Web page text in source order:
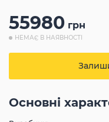
55980 грн
НЕМАЄ В НАЯВНОСТІ
Основні